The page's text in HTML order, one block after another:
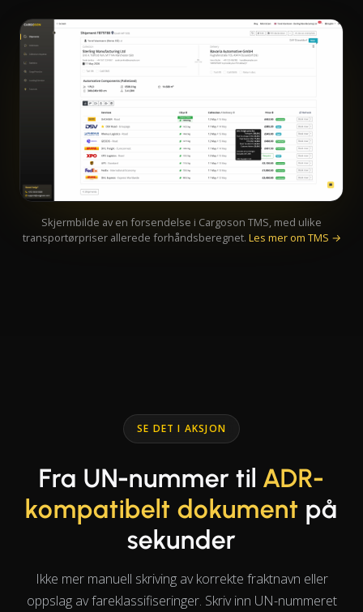
Skjermbilde av en forsendelse i Cargoson TMS, med ulike
transportørpriser allerede forhåndsberegnet. Les mer om TMS →
SE DET I AKSJON
Fra UN-nummer til ADR-
kompatibelt dokument på
sekunder
Ikke mer manuell skriving av korrekte fraktnavn eller
oppslag av fareklassifiseringer. Skriv inn UN-nummeret